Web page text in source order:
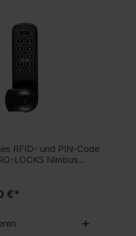
RFID- und PIN-Code
LOCKS Nimbus
€*